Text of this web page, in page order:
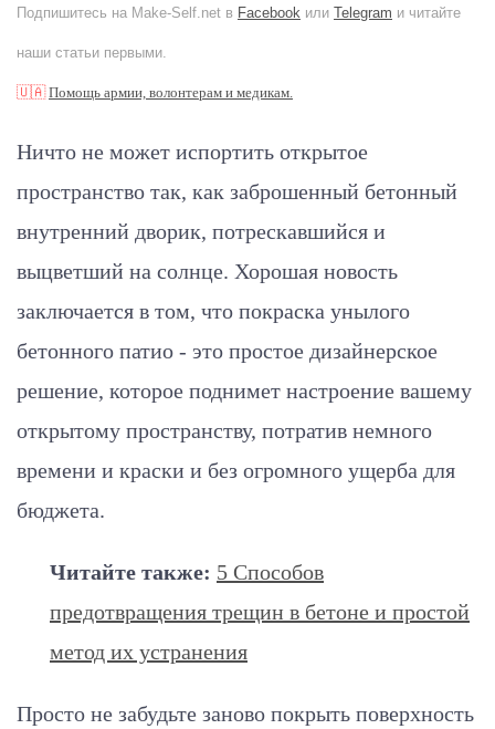
Подпишитесь на Make-Self.net в Facebook или Telegram и читайте
наши статьи первыми.
🇺🇦Помощь армии, волонтерам и медикам.
Ничто не может испортить открытое
пространство так, как заброшенный бетонный
внутренний дворик, потрескавшийся и
выцветший на солнце. Хорошая новость
заключается в том, что покраска унылого
бетонного патио - это простое дизайнерское
решение, которое поднимет настроение вашему
открытому пространству, потратив немного
времени и краски и без огромного ущерба для
бюджета.
Читайте также: 5 Способов
предотвращения трещин в бетоне и простой
метод их устранения
Просто не забудьте заново покрыть поверхность